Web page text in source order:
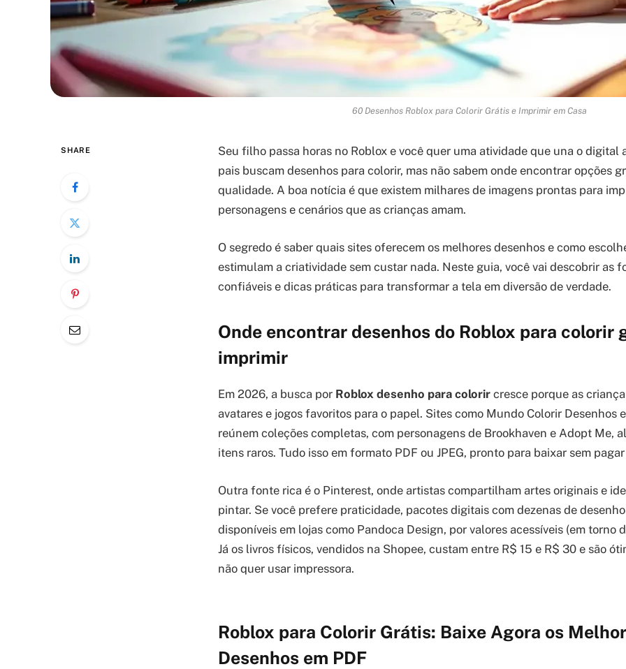
60 Desenhos Roblox para Colorir Grátis e Imprimir em Casa
SHARE
Seu filho passa horas no Roblox e você quer uma atividade que una o digital
pais buscam desenhos para colorir, mas não sabem onde encontrar opções
qualidade. A boa notícia é que existem milhares de imagens prontas para
personagens e cenários que as crianças amam.
O segredo é saber quais sites oferecem os melhores desenhos e como
estimulam a criatividade sem custar nada. Neste guia, você vai descobrir as
confiáveis e dicas práticas para transformar a tela em diversão de verdade.
Onde encontrar desenhos do Roblox para colorir
imprimir
Em 2026, a busca por Roblox desenho para colorir cresce porque as
avatares e jogos favoritos para o papel. Sites como Mundo Colorir Desenhos
reúnem coleções completas, com personagens de Brookhaven e Adopt Me,
itens raros. Tudo isso em formato PDF ou JPEG, pronto para baixar sem
Outra fonte rica é o Pinterest, onde artistas compartilham artes originais e
pintar. Se você prefere praticidade, pacotes digitais com dezenas de
disponíveis em lojas como Pandoca Design, por valores acessíveis (em torno
Já os livros físicos, vendidos na Shopee, custam entre R$ 15 e R$ 30 e são
não quer usar impressora.
Roblox para Colorir Grátis: Baixe Agora os
Desenhos em PDF